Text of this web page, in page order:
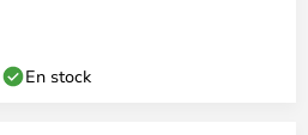
En stock